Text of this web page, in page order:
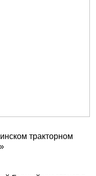
тракторном